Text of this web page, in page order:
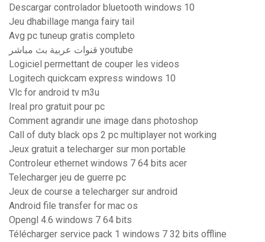
Descargar controlador bluetooth windows 10
Jeu dhabillage manga fairy tail
Avg pc tuneup gratis completo
قنوات عربية بث مباشر youtube
Logiciel permettant de couper les videos
Logitech quickcam express windows 10
Vlc for android tv m3u
Ireal pro gratuit pour pc
Comment agrandir une image dans photoshop
Call of duty black ops 2 pc multiplayer not working
Jeux gratuit a telecharger sur mon portable
Controleur ethernet windows 7 64 bits acer
Telecharger jeu de guerre pc
Jeux de course a telecharger sur android
Android file transfer for mac os
Opengl 4.6 windows 7 64 bits
Télécharger service pack 1 windows 7 32 bits offline